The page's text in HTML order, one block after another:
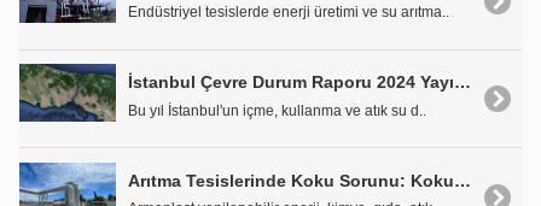
Endüstriyel tesislerde enerji üretimi ve su arıtma..
İstanbul Çevre Durum Raporu 2024 Yayımlandı
Bu yıl İstanbul'un içme, kullanma ve atık su d..
Arıtma Tesislerinde Koku Sorunu: Koku Oluşumu, Kokunun Kontrolü ve Kokunun Giderilmesi